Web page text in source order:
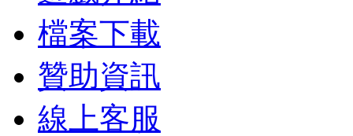
檔案下載
贊助資訊
線上客服